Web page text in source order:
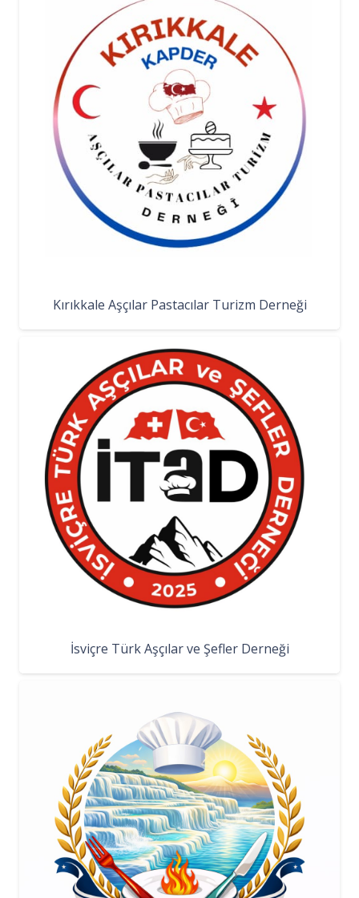
Kırıkkale Aşçılar Pastacılar Turizm Derneği
İsviçre Türk Aşçılar ve Şefler Derneği